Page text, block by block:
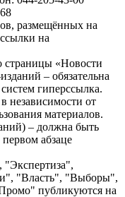
размещённых на
на
страницы «Новости
– обязательна
гиперссылка.
независимости от
материалов.
– должна быть
абзаце
"Власть", "Выборы",
публикуются на